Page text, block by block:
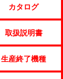
カタログ
取扱説明書
生産終了機種